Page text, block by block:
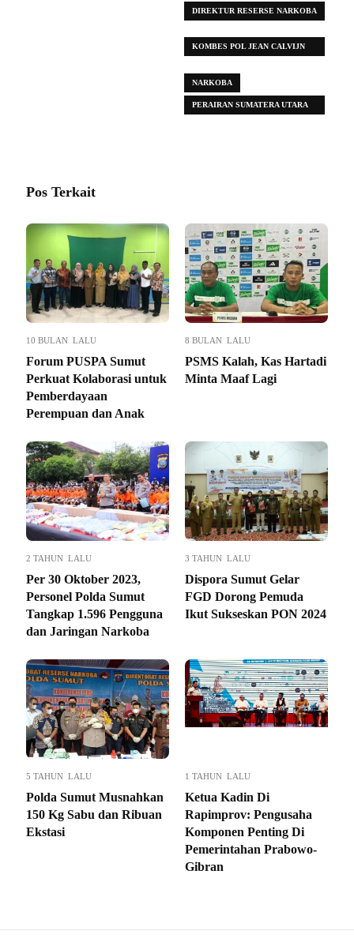
DIREKTUR RESERSE NARKOBA
KOMBES POL JEAN CALVIJN
NARKOBA
PERAIRAN SUMATERA UTARA
Pos Terkait
10 BULAN LALU
Forum PUSPA Sumut
Perkuat Kolaborasi untuk
Pemberdayaan
Perempuan dan Anak
8 BULAN LALU
PSMS Kalah, Kas Hartadi
Minta Maaf Lagi
2 TAHUN LALU
Per 30 Oktober 2023,
Personel Polda Sumut
Tangkap 1.596 Pengguna
dan Jaringan Narkoba
3 TAHUN LALU
Dispora Sumut Gelar
FGD Dorong Pemuda
Ikut Sukseskan PON 2024
5 TAHUN LALU
Polda Sumut Musnahkan
150 Kg Sabu dan Ribuan
Ekstasi
1 TAHUN LALU
Ketua Kadin Di
Rapimprov: Pengusaha
Komponen Penting Di
Pemerintahan Prabowo-
Gibran